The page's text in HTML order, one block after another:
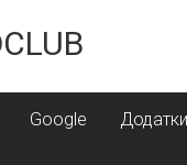
Google Додатки